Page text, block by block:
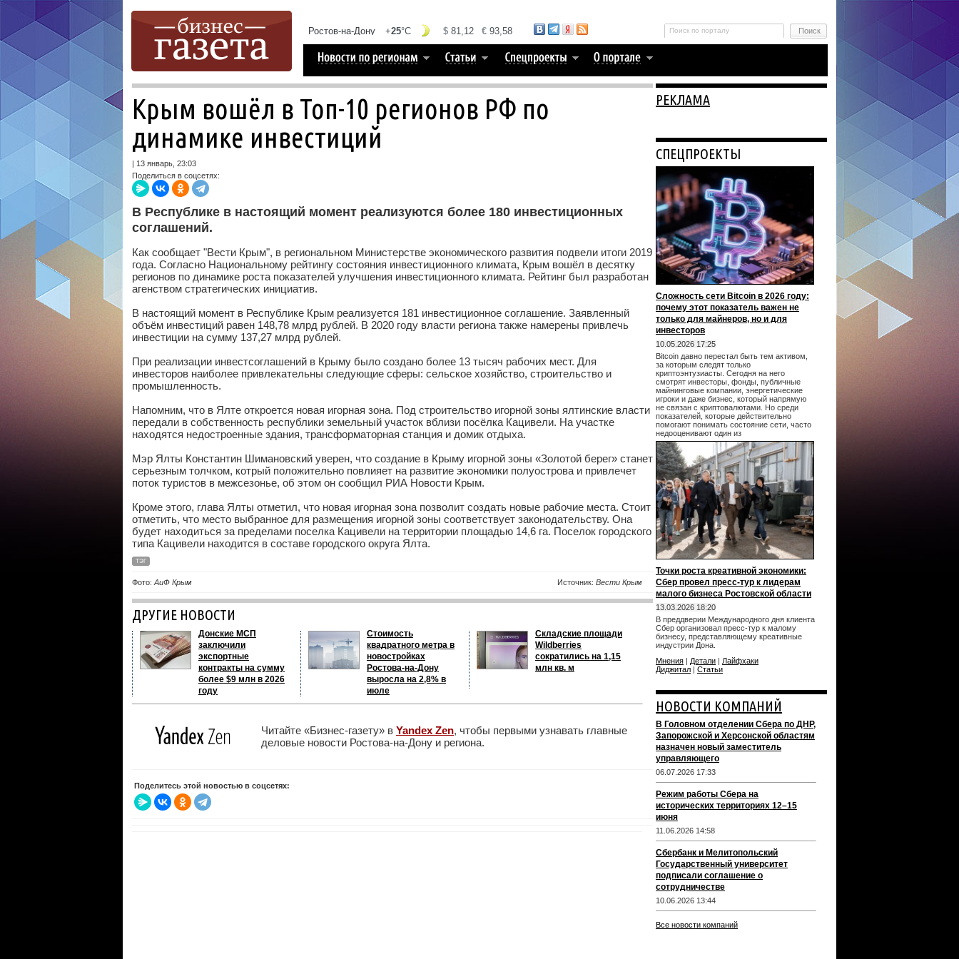
Крым вошёл в Топ-10 регионов РФ по
динамике инвестиций
| 13 январь, 23:03
Поделиться в соцсетях:
В Республике в настоящий момент реализуются более 180 инвестиционных
соглашений.
Как сообщает "Вести Крым", в региональном Министерстве экономического развития подвели итоги 2019
года. Согласно Национальному рейтингу состояния инвестиционного климата, Крым вошёл в десятку
регионов по динамике роста показателей улучшения инвестиционного климата. Рейтинг был разработан
агенством стратегических инициатив.
В настоящий момент в Республике Крым реализуется 181 инвестиционное соглашение. Заявленный
объём инвестиций равен 148,78 млрд рублей. В 2020 году власти региона также намерены привлечь
инвестиции на сумму 137,27 млрд рублей.
При реализации инвестсоглашений в Крыму было создано более 13 тысяч рабочих мест. Для
инвесторов наиболее привлекательны следующие сферы: сельское хозяйство, строительство и
промышленность.
Напомним, что в Ялте откроется новая игорная зона. Под строительство игорной зоны ялтинские власти
передали в собственность республики земельный участок вблизи посёлка Кацивели. На участке
находятся недостроенные здания, трансформаторная станция и домик отдыха.
Мэр Ялты Константин Шимановский уверен, что создание в Крыму игорной зоны «Золотой берег» станет
серьезным толчком, котрый положительно повлияет на развитие экономики полуострова и привлечет
поток туристов в межсезонье, об этом он сообщил РИА Новости Крым.
Кроме этого, глава Ялты отметил, что новая игорная зона позволит создать новые рабочие места. Стоит
отметить, что место выбранное для размещения игорной зоны соответствует законодательству. Она
будет находиться за пределами поселка Кацивели на территории площадью 14,6 га. Поселок городского
типа Кацивели находится в составе городского округа Ялта.
ТЭГ
Фото: АиФ Крым Источник: Вести Крым
ДРУГИЕ НОВОСТИ
Донские МСП
заключили
экспортные
контракты на сумму
более $9 млн в 2026
году
Стоимость
квадратного метра в
новостройках
Ростова-на-Дону
выросла на 2,8% в
июле
Складские площади
Wildberries
сократились на 1,15
млн кв. м
Читайте «Бизнес-газету» в Yandex Zen, чтобы первыми узнавать главные
деловые новости Ростова-на-Дону и региона.
Поделитесь этой новостью в соцсетях:
РЕКЛАМА
СПЕЦПРОЕКТЫ
Сложность сети Bitcoin в 2026 году:
почему этот показатель важен не
только для майнеров, но и для
инвесторов
10.05.2026 17:25
Bitcoin давно перестал быть тем активом,
за которым следят только
криптоэнтузиасты. Сегодня на него
смотрят инвесторы, фонды, публичные
майнинговые компании, энергетические
игроки и даже бизнес, который напрямую
не связан с криптовалютами. Но среди
показателей, которые действительно
помогают понимать состояние сети, часто
недооценивают один из
Точки роста креативной экономики:
Сбер провел пресс-тур к лидерам
малого бизнеса Ростовской области
13.03.2026 18:20
В преддверии Международного дня клиента
Сбер организовал пресс-тур к малому
бизнесу, представляющему креативные
индустрии Дона.
Мнения | Детали | Лайфхаки
Диджитал | Статьи
НОВОСТИ КОМПАНИЙ
В Головном отделении Сбера по ДНР,
Запорожской и Херсонской областям
назначен новый заместитель
управляющего
06.07.2026 17:33
Режим работы Сбера на
исторических территориях 12–15
июня
11.06.2026 14:58
Сбербанк и Мелитопольский
Государственный университет
подписали соглашение о
сотрудничестве
10.06.2026 13:44
Все новости компаний